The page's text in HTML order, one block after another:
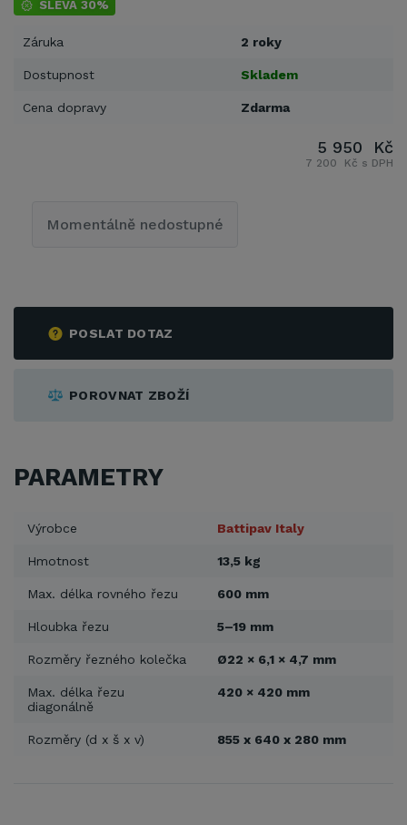
SLEVA 30%
Záruka 2 roky
Dostupnost Skladem
Cena dopravy Zdarma
POSLAT DOTAZ
POROVNAT ZBOŽÍ
5 950 Kč
7 200 Kč s DPH
Momentálně nedostupné
PARAMETRY
Výrobce Battipav Italy
Hmotnost 13,5 kg
Max. délka rovného řezu 600 mm
Hloubka řezu 5–19 mm
Rozměry řezného kolečka Ø22 × 6,1 × 4,7 mm
Max. délka řezu
diagonálně
420 × 420 mm
Rozměry (d x š x v) 855 x 640 x 280 mm